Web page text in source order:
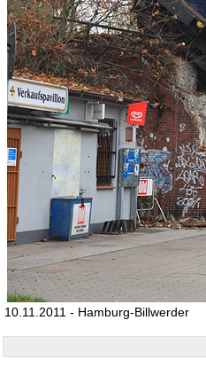
10.11.2011 - Hamburg-Billwerder